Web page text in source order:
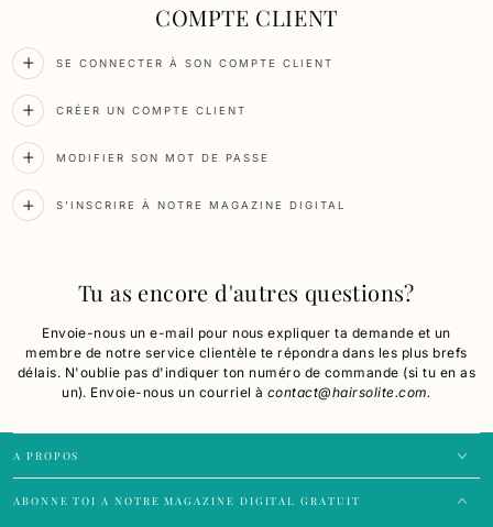
COMPTE CLIENT
SE CONNECTER À SON COMPTE CLIENT
CRÉER UN COMPTE CLIENT
MODIFIER SON MOT DE PASSE
S'INSCRIRE À NOTRE MAGAZINE DIGITAL
Tu as encore d'autres questions?
Envoie-nous un e-mail pour nous expliquer ta demande et un
membre de notre service clientèle te répondra dans les plus brefs
délais. N'oublie pas d'indiquer ton numéro de commande (si tu en as
un). Envoie-nous un courriel à contact@hairsolite.com.
A PROPOS
ABONNE TOI A NOTRE MAGAZINE DIGITAL GRATUIT